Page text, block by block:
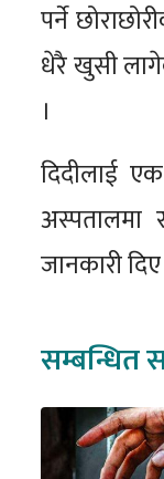
पर्ने
धेरै खुसी
।
दिदीलाई
अस्पतालमा
जानकारी
सम्बन्धित